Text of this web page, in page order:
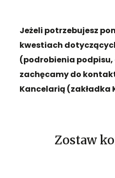
Jeżeli potrzebujesz
kwestiach
(podrobienia
zachęcamy do
Kancelarią (zakładka
Zostaw